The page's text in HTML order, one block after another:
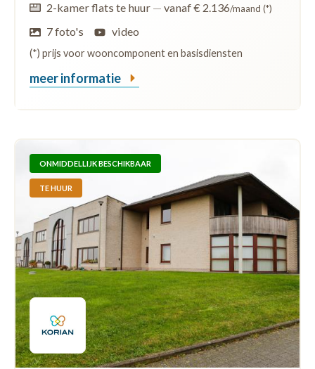
2-kamer flats te huur — vanaf € 2.136/maand (*)
7 foto's video
(*) prijs voor wooncomponent en basisdiensten
meer informatie
ONMIDDELLIJK BESCHIKBAAR
TE HUUR